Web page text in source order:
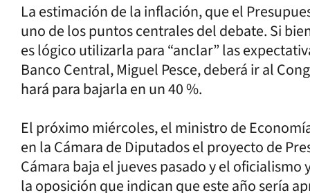
La estimación de la inflación, que el
uno de los puntos centrales del debate. Si
es lógico utilizarla para “anclar” las
Banco Central, Miguel Pesce, deberá ir al
hará para bajarla en un 40 %.
El próximo miércoles, el ministro de
en la Cámara de Diputados el proyecto de
Cámara baja el jueves pasado y el
la oposición que indican que este año sería